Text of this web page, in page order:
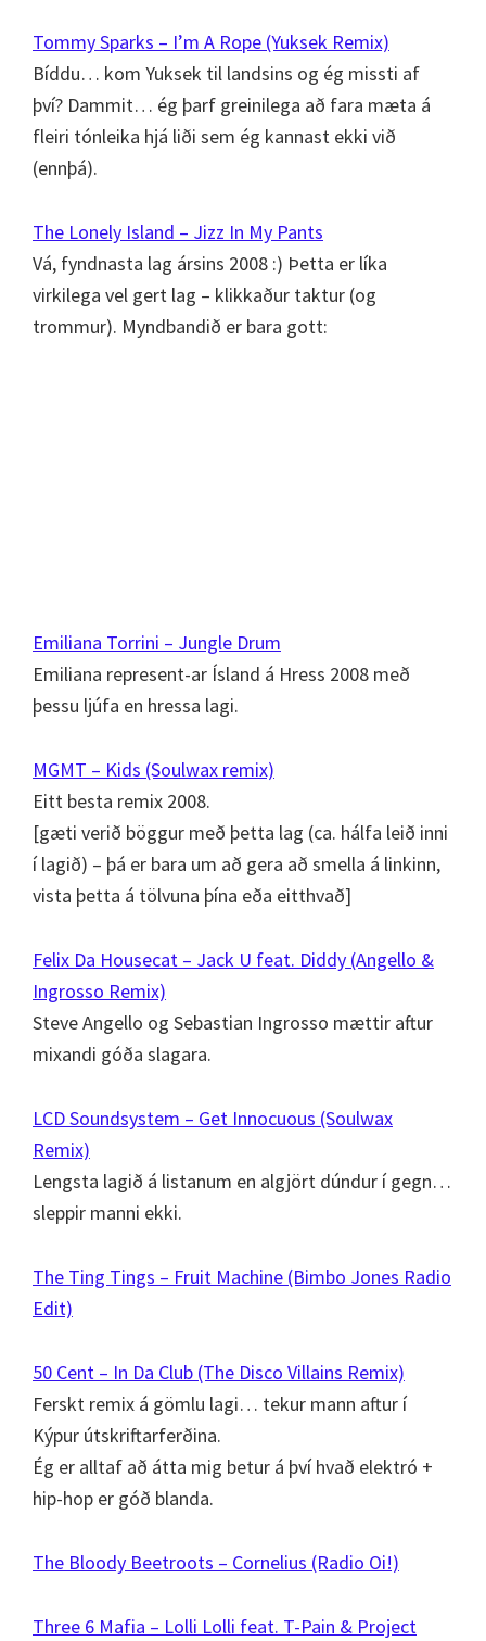
Tommy Sparks – I’m A Rope (Yuksek Remix)
Bíddu… kom Yuksek til landsins og ég missti af
því? Dammit… ég þarf greinilega að fara mæta á
fleiri tónleika hjá liði sem ég kannast ekki við
(ennþá).
The Lonely Island – Jizz In My Pants
Vá, fyndnasta lag ársins 2008 :) Þetta er líka
virkilega vel gert lag – klikkaður taktur (og
trommur). Myndbandið er bara gott:
Emiliana Torrini – Jungle Drum
Emiliana represent-ar Ísland á Hress 2008 með
þessu ljúfa en hressa lagi.
MGMT – Kids (Soulwax remix)
Eitt besta remix 2008.
[gæti verið böggur með þetta lag (ca. hálfa leið inni
í lagið) – þá er bara um að gera að smella á linkinn,
vista þetta á tölvuna þína eða eitthvað]
Felix Da Housecat – Jack U feat. Diddy (Angello &
Ingrosso Remix)
Steve Angello og Sebastian Ingrosso mættir aftur
mixandi góða slagara.
LCD Soundsystem – Get Innocuous (Soulwax
Remix)
Lengsta lagið á listanum en algjört dúndur í gegn…
sleppir manni ekki.
The Ting Tings – Fruit Machine (Bimbo Jones Radio
Edit)
50 Cent – In Da Club (The Disco Villains Remix)
Ferskt remix á gömlu lagi… tekur mann aftur í
Kýpur útskriftarferðina.
Ég er alltaf að átta mig betur á því hvað elektró +
hip-hop er góð blanda.
The Bloody Beetroots – Cornelius (Radio Oi!)
Three 6 Mafia – Lolli Lolli feat. T-Pain & Project